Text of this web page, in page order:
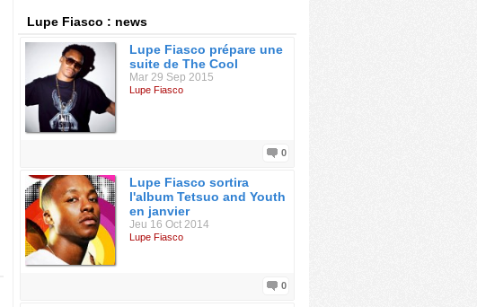
Lupe Fiasco : news
Lupe Fiasco prépare une
suite de The Cool
Mar 29 Sep 2015
Lupe Fiasco
0
Lupe Fiasco sortira
l'album Tetsuo and Youth
en janvier
Jeu 16 Oct 2014
Lupe Fiasco
0